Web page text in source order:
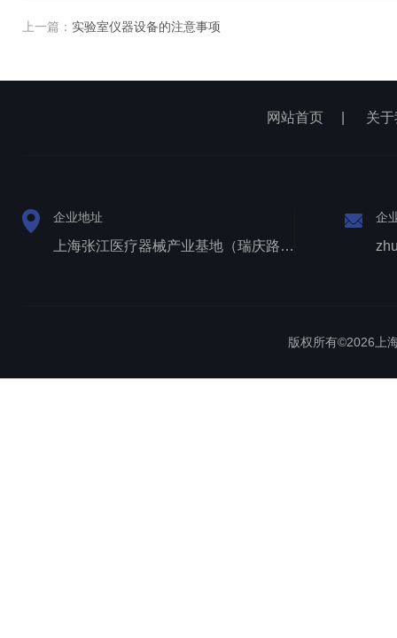
上一篇： 实验室仪器设备的注意事项
网站首页 关
企业地址
上海张江医疗器械产业基地（瑞庆路528号）
企
版权所有©2026